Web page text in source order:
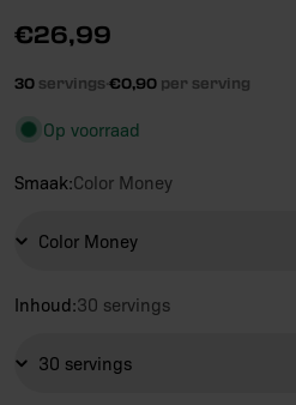
Reguliere
€26,99
30 servings·€0,90 per serving
Op voorraad
Smaak:Color Money
Inhoud:30 servings